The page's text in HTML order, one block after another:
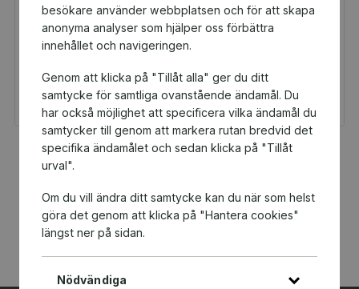
besökare använder webbplatsen och för att skapa
anonyma analyser som hjälper oss förbättra
innehållet och navigeringen.
Genom att klicka på "Tillåt alla" ger du ditt
samtycke för samtliga ovanstående ändamål. Du
har också möjlighet att specificera vilka ändamål du
samtycker till genom att markera rutan bredvid det
specifika ändamålet och sedan klicka på "Tillåt
urval".
Om du vill ändra ditt samtycke kan du när som helst
göra det genom att klicka på "Hantera cookies"
längst ner på sidan.
Nödvändiga
H&M Presentkort
Presentkort
Du och Asarums IF/FK
får 5 kr tillbaka
Golfamore
Presentkort
Du och Asarums IF/FK
får 29,75 kr tillbaka